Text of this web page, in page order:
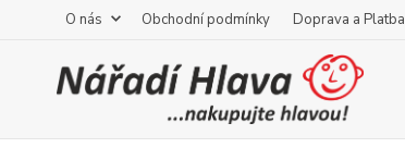
O nás Obchodní podmínky Doprava a Platba